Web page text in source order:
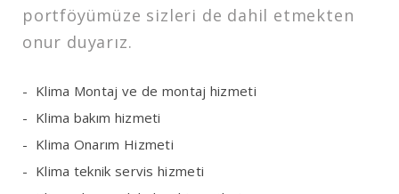
portföyümüze sizleri de dahil etmekten
onur duyarız.
Klima Montaj ve de montaj hizmeti
Klima bakım hizmeti
Klima Onarım Hizmeti
Klima teknik servis hizmeti